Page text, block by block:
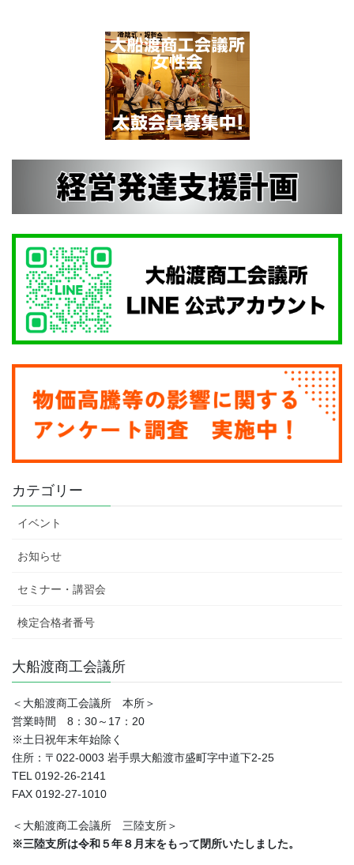
カテゴリー
イベント
お知らせ
セミナー・講習会
検定合格者番号
大船渡商工会議所
＜大船渡商工会議所 本所＞
営業時間 8：30～17：20
※土日祝年末年始除く
住所：〒022-0003 岩手県大船渡市盛町字中道下2-25
TEL 0192-26-2141
FAX 0192-27-1010
＜大船渡商工会議所 三陸支所＞
※三陸支所は令和５年８月末をもって閉所いたしました。